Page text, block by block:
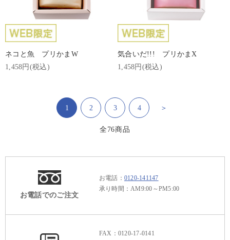
ネコと魚 プリかまW
1,458円(税込)
気合いだ!!! プリかまX
1,458円(税込)
1 2 3 4 ＞
全76商品
お電話でのご注文
お電話： 0120-141147
承り時間：AM9:00～PM5:00
FAX：0120-17-0141